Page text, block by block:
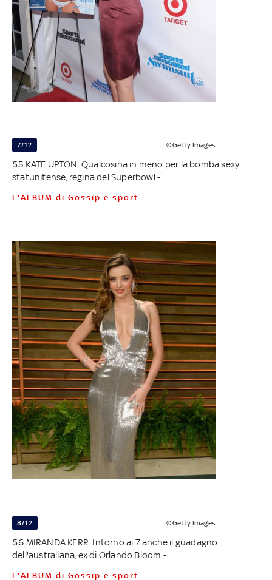
7/12 ©Getty Images
$5 KATE UPTON. Qualcosina in meno per la bomba sexy
statunitense, regina del Superbowl -
L'ALBUM di Gossip e sport
8/12 ©Getty Images
$6 MIRANDA KERR. Intorno ai 7 anche il guadagno
dell'australiana, ex di Orlando Bloom -
L'ALBUM di Gossip e sport